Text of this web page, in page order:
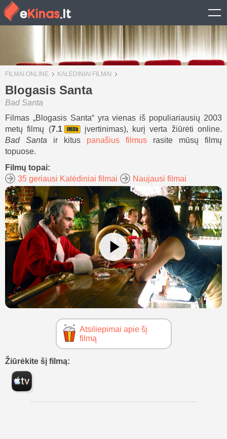
FILMAI ONLINE KALĖDINIAI FILMAI
Blogasis Santa
Bad Santa
Filmas „Blogasis Santa“ yra vienas iš populiariausių 2003
metų filmų (7.1
įvertinimas), kurį verta žiūrėti online.
Bad Santa ir kitus panašius filmus rasite mūsų filmų
topuose.
Filmų topai:
35 geriausi Kalėdiniai filmai
Naujausi filmai
Atsiliepimai apie šį
filmą
Žiūrėkite šį filmą: